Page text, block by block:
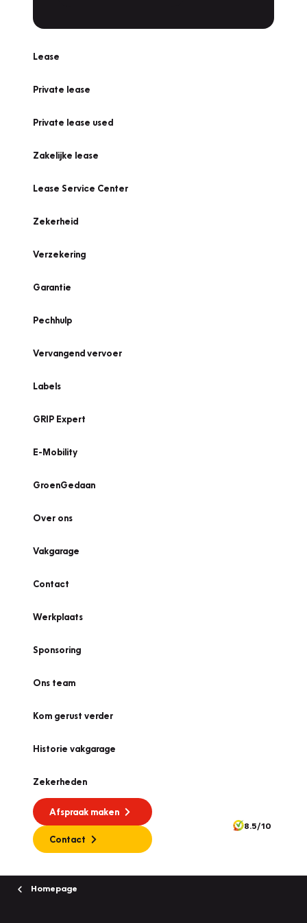
Lease
Private lease
Private lease used
Zakelijke lease
Lease Service Center
Zekerheid
Verzekering
Garantie
Pechhulp
Vervangend vervoer
Labels
GRIP Expert
E-Mobility
GroenGedaan
Over ons
Vakgarage
Contact
Werkplaats
Sponsoring
Ons team
Kom gerust verder
Historie vakgarage
Zekerheden
Afspraak maken
Contact
8.5/10
Homepage